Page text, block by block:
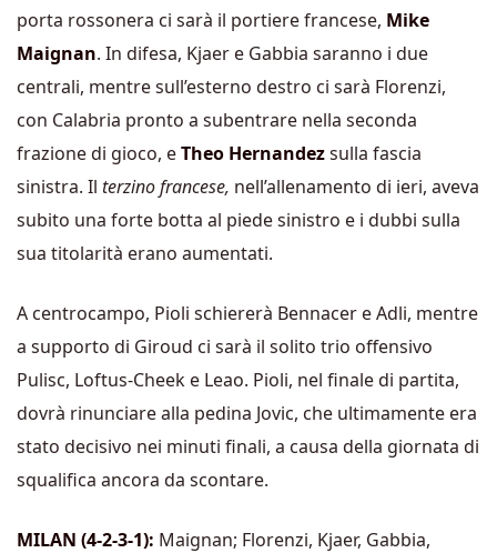
porta rossonera ci sarà il portiere francese, Mike
Maignan. In difesa, Kjaer e Gabbia saranno i due
centrali, mentre sull’esterno destro ci sarà Florenzi,
con Calabria pronto a subentrare nella seconda
frazione di gioco, eTheo Hernandezsulla fascia
sinistra. Il terzino francese, nell’allenamento di ieri, aveva
subito una forte botta al piede sinistro e i dubbi sulla
sua titolarità erano aumentati.
A centrocampo, Pioli schiererà Bennacer e Adli, mentre
a supporto di Giroud ci sarà il solito trio offensivo
Pulisc, Loftus-Cheek e Leao. Pioli, nel finale di partita,
dovrà rinunciare alla pedina Jovic, che ultimamente era
stato decisivo nei minuti finali, a causa della giornata di
squalifica ancora da scontare.
MILAN (4-2-3-1): Maignan; Florenzi, Kjaer, Gabbia,